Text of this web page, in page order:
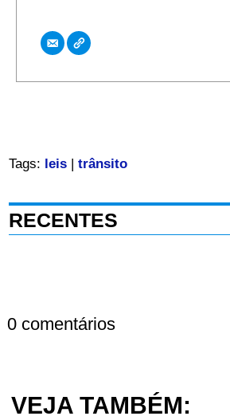
Tags: leis| trânsito
RECENTES
0 comentários
VEJA TAMBÉM: